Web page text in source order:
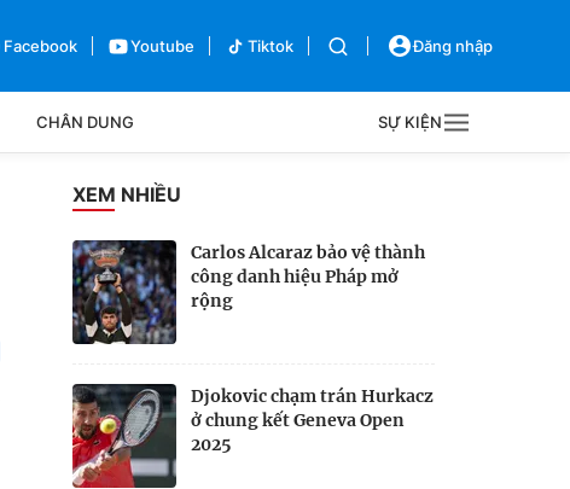
Facebook Youtube Tiktok Đăng nhập
CHÂN DUNG SỰ KIỆN
Bên lề
XEM NHIỀU
Carlos Alcaraz bảo vệ thành
công danh hiệu Pháp mở
rộng
Djokovic chạm trán Hurkacz
ở chung kết Geneva Open
2025